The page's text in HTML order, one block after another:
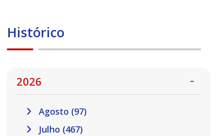
Histórico
2026
Agosto (97)
Julho (467)